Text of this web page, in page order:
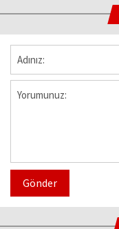
Gönder